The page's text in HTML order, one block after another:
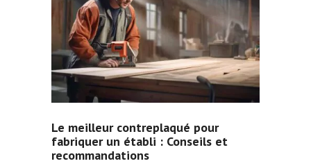
Le meilleur contreplaqué pour
fabriquer un établi : Conseils et
recommandations